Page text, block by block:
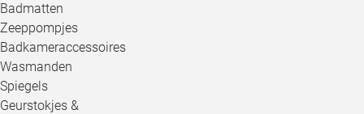
Badmatten
Zeeppompjes
Badkameraccessoires
Wasmanden
Spiegels
Geurstokjes &